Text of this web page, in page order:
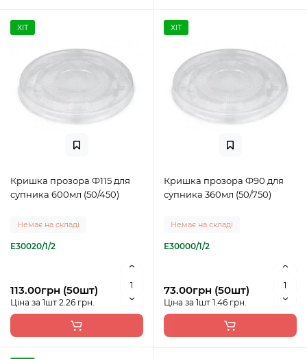
ХІТ
Кришка прозора Ф115 для
супника 600мл (50/450)
Немає на складі
E30020/1/2
113.00грн (50шт)
Ціна за 1шт 2.26 грн.
ХІТ
Кришка прозора Ф90 для
супника 360мл (50/750)
Немає на складі
E30000/1/2
73.00грн (50шт)
Ціна за 1шт 1.46 грн.